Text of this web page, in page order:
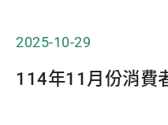
2025-10-29
114年11月份消費